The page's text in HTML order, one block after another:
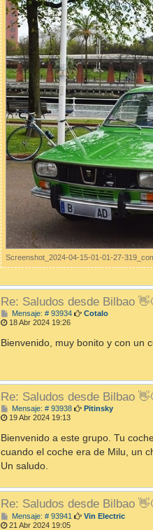
Screenshot_2024-04-15-01-01-27-
Re: Saludos desde Bilbao
Mensaje: # 93934M
s
a
Cotalo
18 Abr 2024 19:26
Bienvenido, muy bonito y con un
Re: Saludos desde Bilbao
Mensaje: # 93938M
s
j
Pitinsky
19 Abr 2024 19:13
Bienvenido a este grupo. Tu
cuando el coche era de Milu, un
Un saludo.
Re: Saludos desde Bilbao
Mensaje: # 93941 M
Vin Electric
21 Abr 2024 19:05